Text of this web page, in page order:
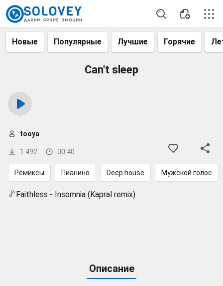
Новые Популярные Лучшие Горячие
Can't sleep
1 492 00:40
tooya
Ремиксы Пианино Deep house Мужской голос
Faithless - Insomnia (Kapral remix)
Описание